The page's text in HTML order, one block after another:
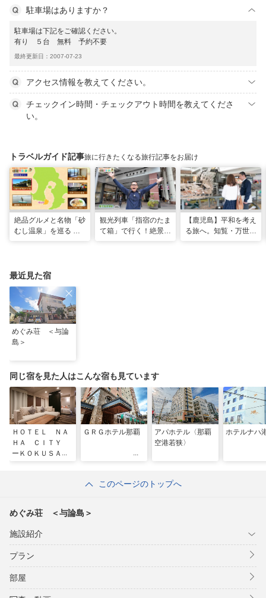
駐車場はありますか？
駐車場は下記をご確認ください。
有り ５台 無料 予約不要
最終更新日：2007-07-23
アクセス情報を教えてください。
チェックイン時間・チェックアウト時間を教えてくださ
い。
トラベルガイド記事旅に行きたくなる旅行記事をお届け
絶品グルメと名物「砂
むし温泉」を巡る 心
観光列車「指宿のたま
て箱」で行く！絶景グ
【鹿児島】平和を考え
る旅へ。知覧・万世で
最近見た宿
めぐみ荘 ＜与論
島＞
同じ宿を見た人はこんな宿も見ています
ＨＯＴＥＬ ＮＡ
ＨＡ ＣＩＴＹ
ーＫＯＫＵＳＡ
ＧＲＧホテル那覇
アパホテル〈那覇
空港若狭〉
ホテルナハ
このページのトップへ
めぐみ荘 ＜与論島＞
施設紹介
プラン
部屋